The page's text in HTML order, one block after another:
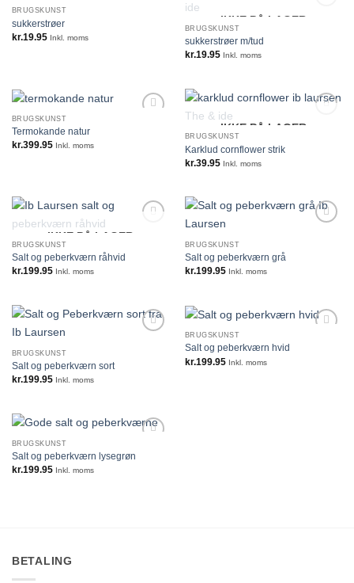
BRUGSKUNST
sukkerstrøer
kr.19.95 Inkl. moms
IKKE PÅ LAGER
BRUGSKUNST
sukkerstrøer m/tud
kr.19.95 Inkl. moms
BRUGSKUNST
Termokande natur
kr.399.95 Inkl. moms
IKKE PÅ LAGER
BRUGSKUNST
Karklud cornflower strik
kr.39.95 Inkl. moms
IKKE PÅ LAGER
BRUGSKUNST
Salt og peberkværn råhvid
kr.199.95 Inkl. moms
BRUGSKUNST
Salt og peberkværn grå
kr.199.95 Inkl. moms
BRUGSKUNST
Salt og peberkværn sort
kr.199.95 Inkl. moms
BRUGSKUNST
Salt og peberkværn hvid
kr.199.95 Inkl. moms
BRUGSKUNST
Salt og peberkværn lysegrøn
kr.199.95 Inkl. moms
BETALING